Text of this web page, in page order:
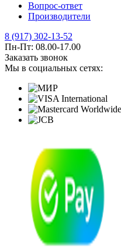
Вопрос-ответ
Производители
8 (917) 302-13-52
Пн-Пт: 08.00-17.00
Заказать звонок
Мы в социальных сетях: